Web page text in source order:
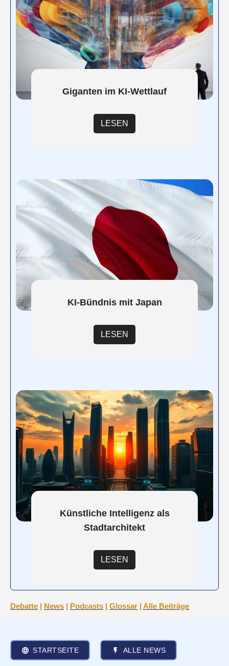
Giganten im KI-Wettlauf
LESEN
KI-Bündnis mit Japan
LESEN
Künstliche Intelligenz als
Stadtarchitekt
LESEN
Debatte | News | Podcasts | Glossar | Alle Beiträge
STARTSEITE ALLE NEWS